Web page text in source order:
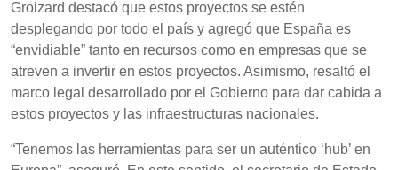
Groizard destacó que estos proyectos se estén
desplegando por todo el país y agregó que España es
“envidiable” tanto en recursos como en empresas que se
atreven a invertir en estos proyectos. Asimismo, resaltó el
marco legal desarrollado por el Gobierno para dar cabida a
estos proyectos y las infraestructuras nacionales.
“Tenemos las herramientas para ser un auténtico ‘hub’ en